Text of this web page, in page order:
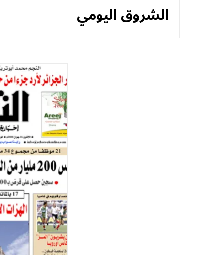
الشروق اليومي